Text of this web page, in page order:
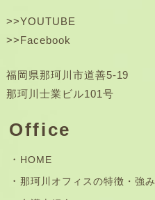
>>YOUTUBE
>>Facebook
福岡県那珂川市道善5-19
那珂川士業ビル101号
Office
HOME
那珂川オフィスの特徴・強み